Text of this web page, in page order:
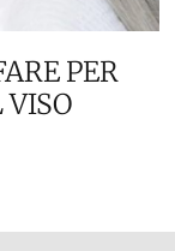
PER